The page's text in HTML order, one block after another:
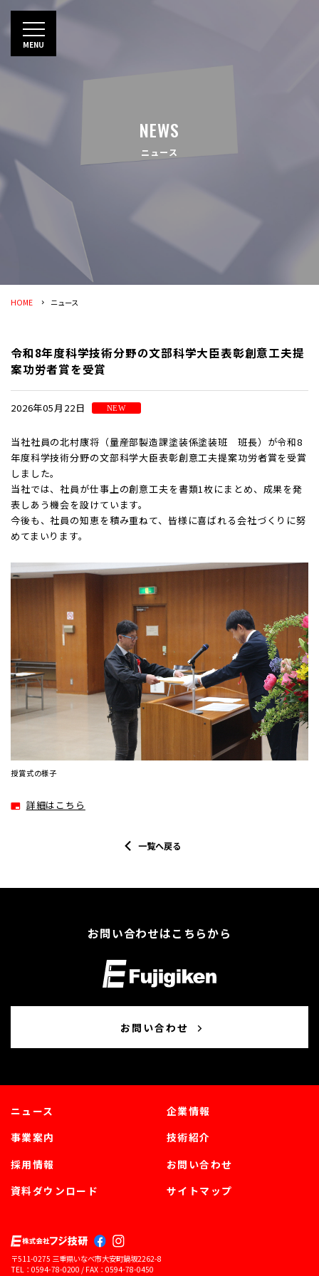
toggle
MENU
NEWS
ニュース
HOME ニュース
令和8年度科学技術分野の文部科学大臣表彰創意工夫提
案功労者賞を受賞
2026年05月22日 NEW
当社社員の北村康将（量産部製造課塗装係塗装班 班長）が令和8
年度科学技術分野の文部科学大臣表彰創意工夫提案功労者賞を受賞
しました。
当社では、社員が仕事上の創意工夫を書類1枚にまとめ、成果を発
表しあう機会を設けています。
今後も、社員の知恵を積み重ねて、皆様に喜ばれる会社づくりに努
めてまいります。
授賞式の様子
詳細はこちら
一覧へ戻る
お問い合わせはこちらから
お問い合わせ
ニュース
企業情報
事業案内
技術紹介
採用情報
お問い合わせ
資料ダウンロード
サイトマップ
〒511-0275 三重県いなべ市大安町鍋坂2262-8
TEL： 0594-78-0200 / FAX：0594-78-0450